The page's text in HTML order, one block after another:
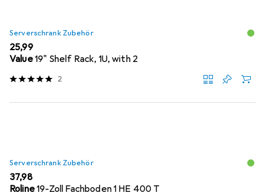
Serverschrank Zubehör
EUR
25,99
Value19" Shelf Rack, 1U, with 2
2
Serverschrank Zubehör
EUR
37,98
Roline19-Zoll Fachboden 1 HE 400 T